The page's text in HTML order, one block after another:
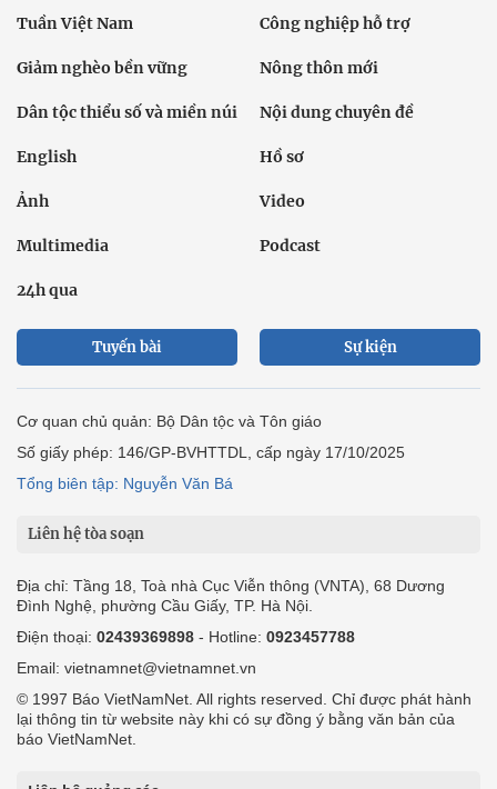
Tuần Việt Nam Công nghiệp hỗ trợ
Giảm nghèo bền vững Nông thôn mới
Dân tộc thiểu số và miền núi Nội dung chuyên đề
English Hồ sơ
Ảnh Video
Multimedia Podcast
24h qua
Tuyến bài Sự kiện
Cơ quan chủ quản: Bộ Dân tộc và Tôn giáo
Số giấy phép: 146/GP-BVHTTDL, cấp ngày 17/10/2025
Tổng biên tập: Nguyễn Văn Bá
Liên hệ tòa soạn
Địa chỉ: Tầng 18, Toà nhà Cục Viễn thông (VNTA), 68 Dương
Đình Nghệ, phường Cầu Giấy, TP. Hà Nội.
Điện thoại: 02439369898 - Hotline: 0923457788
Email: vietnamnet@vietnamnet.vn
© 1997 Báo VietNamNet. All rights reserved. Chỉ được phát hành
lại thông tin từ website này khi có sự đồng ý bằng văn bản của
báo VietNamNet.